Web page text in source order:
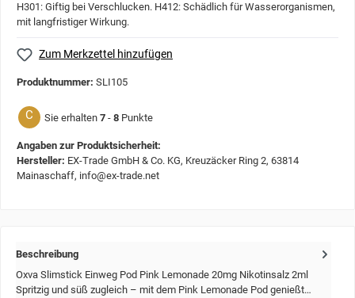
H301: Giftig bei Verschlucken. H412: Schädlich für Wasserorganismen,
mit langfristiger Wirkung.
Zum Merkzettel hinzufügen
Produktnummer: SLI105
C Sie erhalten 7 - 8 Punkte
Angaben zur Produktsicherheit:
Hersteller: EX-Trade GmbH & Co. KG, Kreuzäcker Ring 2, 63814
Mainaschaff, info@ex-trade.net
Beschreibung
Oxva Slimstick Einweg Pod Pink Lemonade 20mg Nikotinsalz 2ml
Spritzig und süß zugleich – mit dem Pink Lemonade Pod genießt…